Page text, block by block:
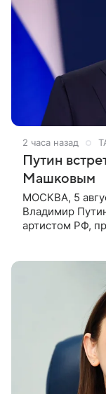
2 часа назад
Путин
Машковым
МОСКВА, 5
Владимир
артистом РФ,